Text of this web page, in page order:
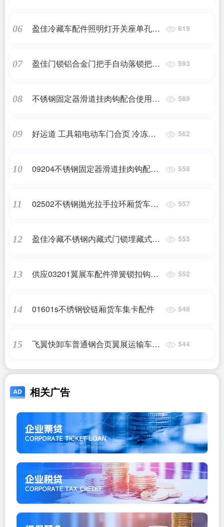
06
盈佳冷藏车配件照明灯开关座单孔双
619
07
盈佳门锁铝合金门把手自动落锁把手
593
08
不锈钢固定器滑道挂肉钩配合使用冷
589
09
好运道 工具箱电动车门合页 冷冻设
562
10
09204不锈钢固定器滑道挂肉钩配合
558
11
02502不锈钢抛光拉手拉环厢货车半
557
12
盈佳冷藏不锈钢内藏式门锁埋藏式暗
555
13
供应03201翼展车配件弹簧锁扣钩锁
552
14 01601s不绣钢铰链厢货车集卡配件 548
15
飞翼快卸车普通钢合页翼展运输车车
544
相关广告